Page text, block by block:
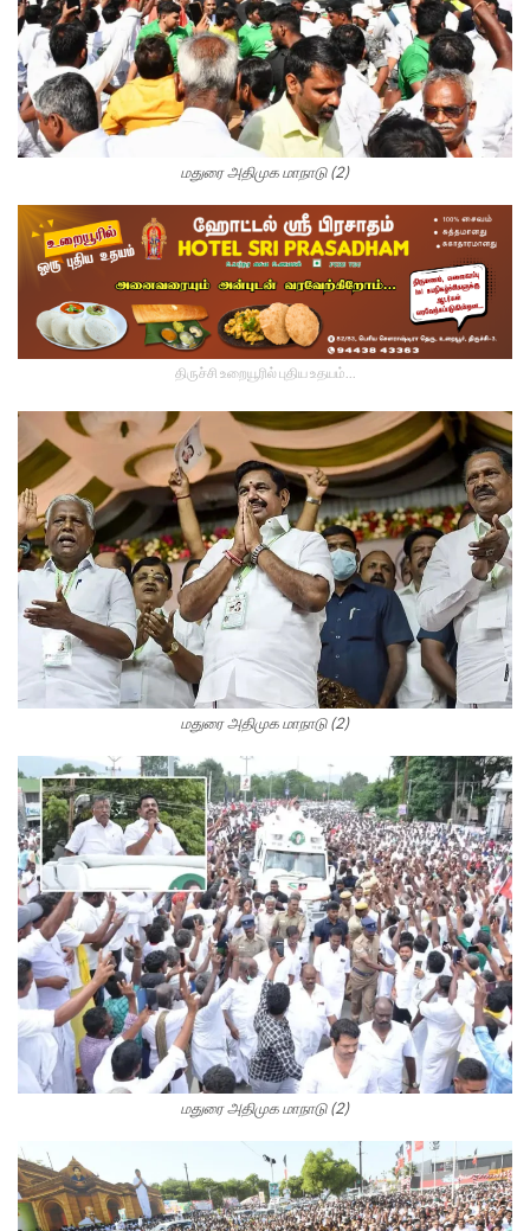
மதுரை அதிமுக மாநாடு (2)
திருச்சி உறையூரில் புதிய உதயம்...
மதுரை அதிமுக மாநாடு (2)
மதுரை அதிமுக மாநாடு (2)